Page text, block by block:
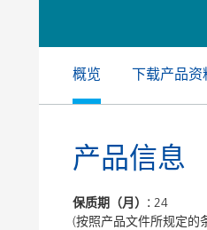
概览 下载产品资
产品信息
保质期（月）: 24
(按照产品文件所规定的